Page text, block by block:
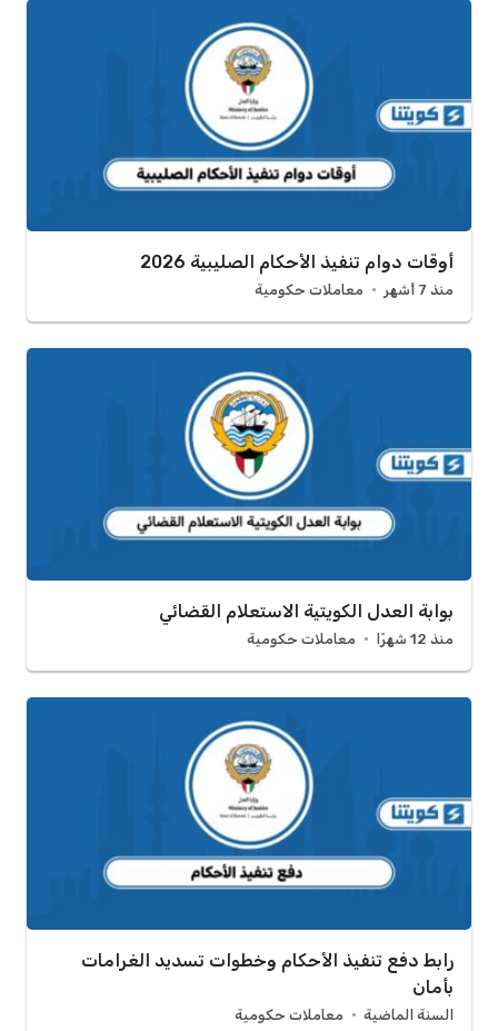
أوقات دوام تنفيذ الأحكام الصليبية 2026
منذ 7 أشهر معاملات حكومية
بوابة العدل الكويتية الاستعلام القضائي
منذ 12 شهرًا معاملات حكومية
رابط دفع تنفيذ الأحكام وخطوات تسديد الغرامات
بأمان
السنة الماضية معاملات حكومية